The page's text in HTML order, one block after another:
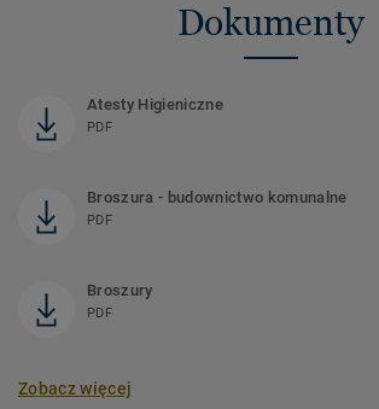
Dokumenty
Atesty Higieniczne
PDF
Broszura - budownictwo komunalne
PDF
Broszury
PDF
Zobacz więcej